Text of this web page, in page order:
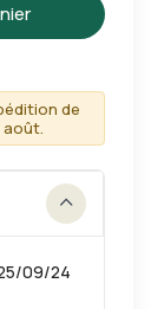
de
août.
25/09/24